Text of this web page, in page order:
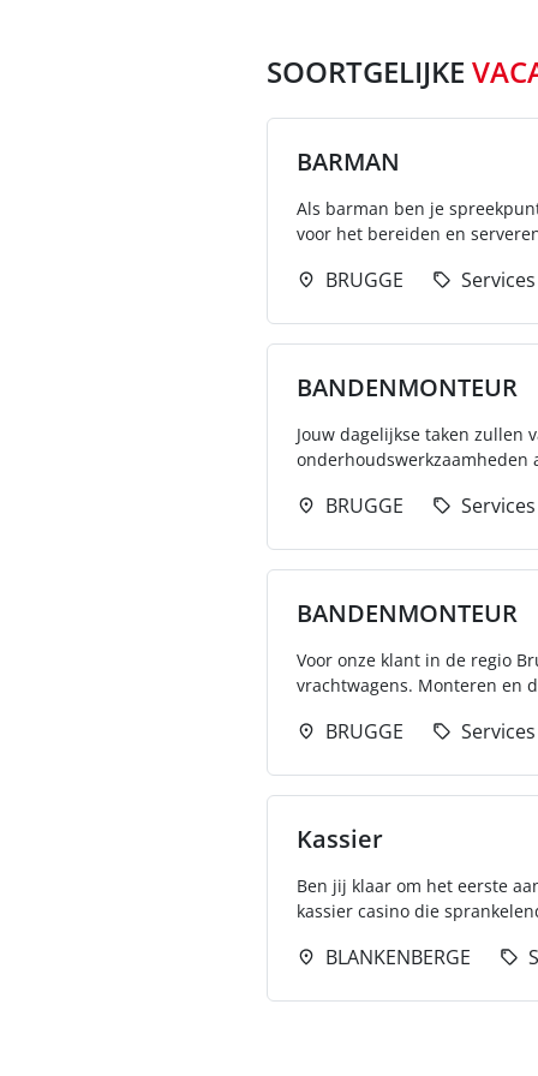
SOORTGELIJKE
BARMAN
Als barman ben je
voor het bereiden en
BRUGGE Services
BANDENMONTEUR
Jouw dagelijkse taken
onderhoudswerkzaamheden
BRUGGE Services
BANDENMONTEUR
Voor onze klant in de regio
vrachtwagens. Monteren en
BRUGGE Services
Kassier
Ben jij klaar om het eerste
kassier casino die
BLANKENBERGE